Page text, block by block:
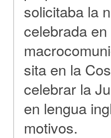
solicitaba la
celebrada
sita en la
celebrar la
en lengua
motivos.